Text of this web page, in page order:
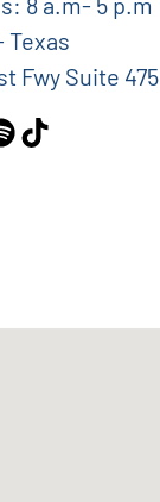
Texas
Fwy Suite 475